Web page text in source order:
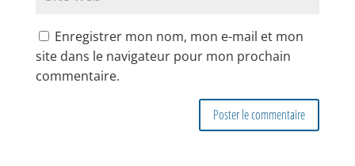
Enregistrer mon nom, mon e-mail et mon
site dans le navigateur pour mon prochain
commentaire.